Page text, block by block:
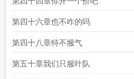
第四十六章也不咋的吗
第四十八章特不服气
第五十章我们只服叶队